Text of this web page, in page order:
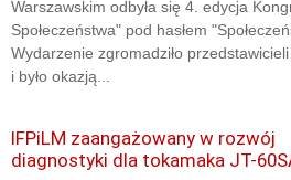
Warszawskim odbyła się 4. edycja
Społeczeństwa" pod hasłem
Wydarzenie zgromadziło
i było okazją...
IFPiLM zaangażowany w rozwój
diagnostyki dla tokamaka JT-